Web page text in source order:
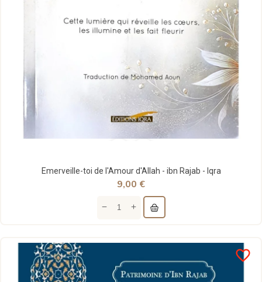
Emerveille-toi de l'Amour d'Allah - ibn Rajab - Iqra
9,00 €
favorite_border